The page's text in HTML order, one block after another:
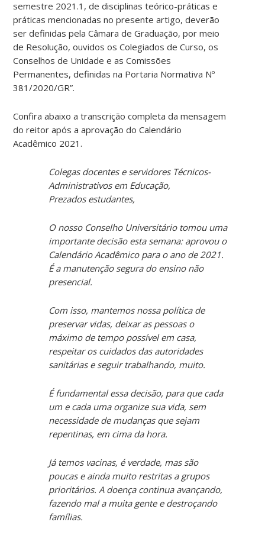
semestre 2021.1, de disciplinas teórico-práticas e
práticas mencionadas no presente artigo, deverão
ser definidas pela Câmara de Graduação, por meio
de Resolução, ouvidos os Colegiados de Curso, os
Conselhos de Unidade e as Comissões
Permanentes, definidas na Portaria Normativa Nº
381/2020/GR”.
Confira abaixo a transcrição completa da mensagem
do reitor após a aprovação do Calendário
Acadêmico 2021.
Colegas docentes e servidores Técnicos-
Administrativos em Educação,
Prezados estudantes,
O nosso Conselho Universitário tomou uma
importante decisão esta semana: aprovou o
Calendário Acadêmico para o ano de 2021.
É a manutenção segura do ensino não
presencial.
Com isso, mantemos nossa política de
preservar vidas, deixar as pessoas o
máximo de tempo possível em casa,
respeitar os cuidados das autoridades
sanitárias e seguir trabalhando, muito.
É fundamental essa decisão, para que cada
um e cada uma organize sua vida, sem
necessidade de mudanças que sejam
repentinas, em cima da hora.
Já temos vacinas, é verdade, mas são
poucas e ainda muito restritas a grupos
prioritários. A doença continua avançando,
fazendo mal a muita gente e destroçando
famílias.